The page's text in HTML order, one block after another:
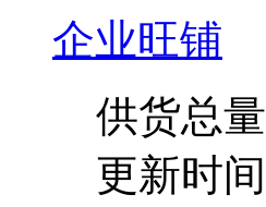
企业旺铺
供货总量
更新时间